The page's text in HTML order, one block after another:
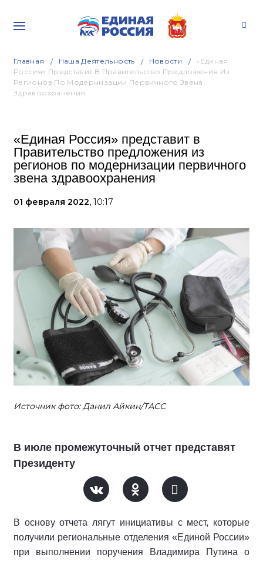
Главная Наша Деятельность Новости
«Единая
Россия» Представит В Правительство Предложения Из
Регионов По Модернизации Первичного Звена
Здравоохранения
«Единая Россия» представит в
Правительство предложения из
регионов по модернизации первичного
звена здравоохранения
01 февраля 2022, 10:17
Источник фото: Данил Айкин/ТАСС
В июле промежуточный отчет представят
Президенту
В основу отчета лягут инициативы с мест, которые
получили региональные отделения «Единой России»
при выполнении поручения Владимира Путина о